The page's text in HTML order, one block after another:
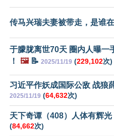
传马兴瑞夫妻被带走，是谁
于朦胧离世70天 圈内人曝一
！
🖼️📝 2025/11/19 (229,102次)
习近平作妖成国际公敌 战狼
2025/11/19 (64,632次)
天下奇谭（408）人体有辉
(84,662次)